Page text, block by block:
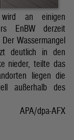
wird an einigen
EnBW derzeit
Wassermangel
deutlich in den
nieder, teilte das
liegen die
außerhalb des
APA/dpa-AFX